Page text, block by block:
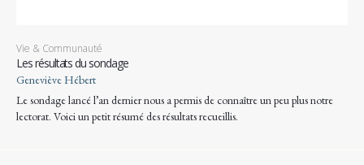
Vie & Communauté
Les résultats du sondage
Geneviève Hébert
Le sondage lancé l’an dernier nous a permis de connaître un peu plus notre
lectorat. Voici un petit résumé des résultats recueillis.